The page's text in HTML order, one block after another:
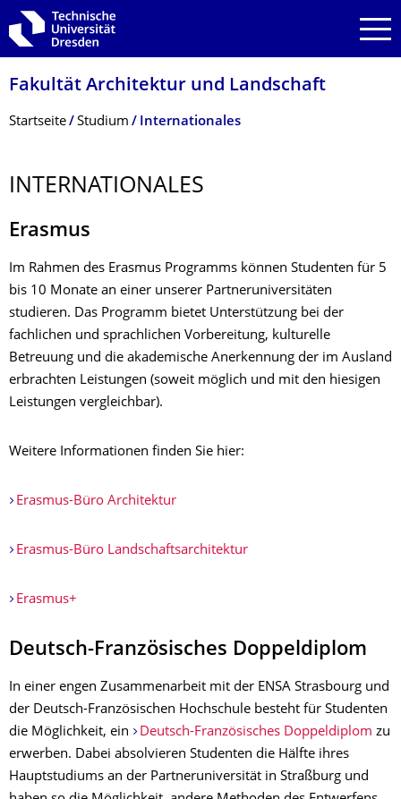
Zur Hauptnavigation springen
Zur Suche springen
Zum Inhalt springen
Fakultät Architektur und Landschaft
Breadcrumb-Menü
Startseite Studium Internationales
INTERNATIONALES
Erasmus
Im Rahmen des Erasmus Programms können Studenten für 5
bis 10 Monate an einer unserer Partneruniversitäten
studieren. Das Programm bietet Unterstützung bei der
fachlichen und sprachlichen Vorbereitung, kulturelle
Betreuung und die akademische Anerkennung der im Ausland
erbrachten Leistungen (soweit möglich und mit den hiesigen
Leistungen vergleichbar).
Weitere Informationen finden Sie hier:
Erasmus-Büro Architektur
Erasmus-Büro Landschaftsarchitektur
Erasmus+
Deutsch-Französisches Doppeldiplom
In einer engen Zusammenarbeit mit der ENSA Strasbourg und
der Deutsch-Französischen Hochschule besteht für Studenten
die Möglichkeit, ein
Deutsch-Französisches Doppeldiplom zu
erwerben. Dabei absolvieren Studenten die Hälfte ihres
Hauptstudiums an der Partneruniversität in Straßburg und